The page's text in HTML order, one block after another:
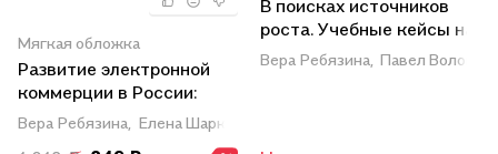
Мягкая обложка
Развитие электронной
коммерции в России:
влияние пандемии
COVID-19
Вера Ребязина, Елена Шарко,
В поисках источников
роста. Учебные кейсы на
материалах российских
компаний
Вера Ребязина, Павел Волощук,